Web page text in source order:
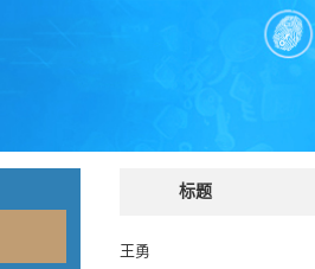
标题
王勇